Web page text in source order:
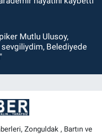
Mutlu Ulusoy,
sevgiliydim, Belediyede
Zonguldak , Bartın ve